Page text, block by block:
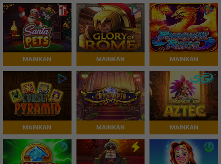
MAINKAN MAINKAN MAINKAN
MAINKAN MAINKAN MAINKAN